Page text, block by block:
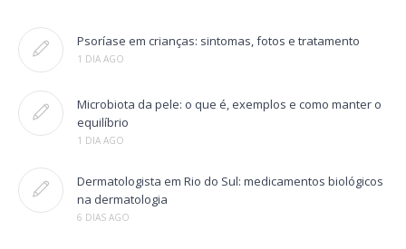
Psoríase em crianças: sintomas, fotos e tratamento
1 DIA AGO
Microbiota da pele: o que é, exemplos e como manter o
equilíbrio
1 DIA AGO
Dermatologista em Rio do Sul: medicamentos biológicos
na dermatologia
6 DIAS AGO